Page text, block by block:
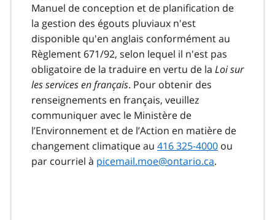
Manuel de conception et de planification de
la gestion des égouts pluviaux n'est
disponible qu'en anglais conformément au
Règlement 671/92, selon lequel il n'est pas
obligatoire de la traduire en vertu de la Loi sur
les services en français. Pour obtenir des
renseignements en français, veuillez
communiquer avec le Ministère de
l’Environnement et de l’Action en matière de
changement climatique au 416 325-4000 ou
par courriel à picemail.moe@ontario.ca.